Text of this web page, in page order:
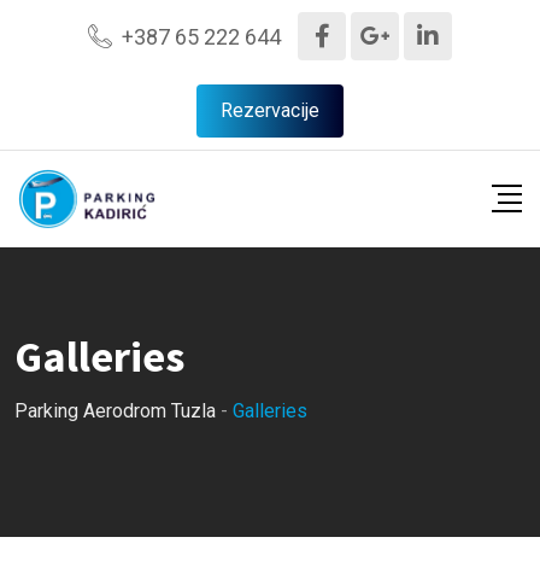
+387 65 222 644
Rezervacije
Galleries
Parking Aerodrom Tuzla - Galleries